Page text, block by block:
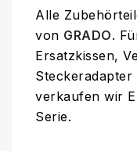
Alle
von GRADO.
Ersatzkissen,
verkaufen wir
Serie.